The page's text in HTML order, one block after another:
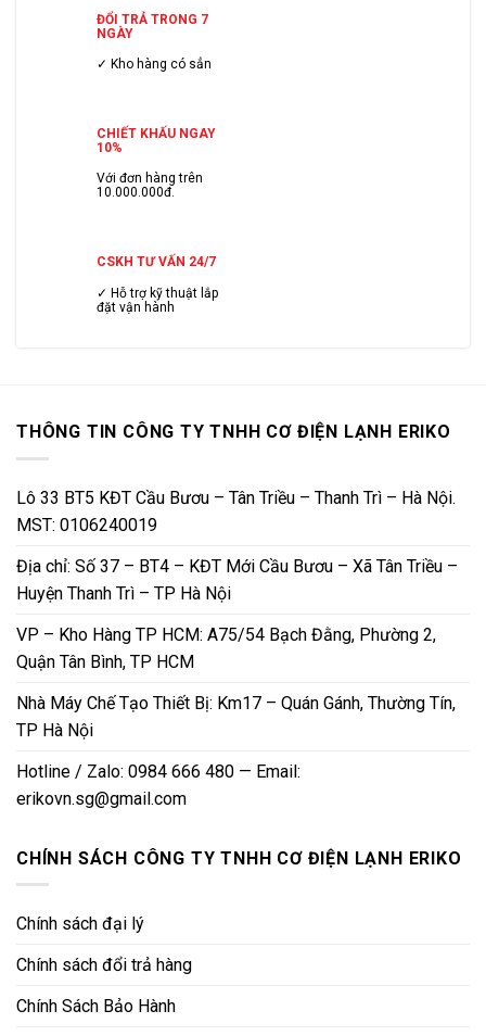
ĐỔI TRẢ TRONG 7
NGÀY
✓ Kho hàng có sẳn
CHIẾT KHẤU NGAY
10%
Với đơn hàng trên
10.000.000đ.
CSKH TƯ VẤN 24/7
✓ Hỗ trợ kỹ thuật lắp
đặt vận hành
THÔNG TIN CÔNG TY TNHH CƠ ĐIỆN LẠNH ERIKO
Lô 33 BT5 KĐT Cầu Bươu – Tân Triều – Thanh Trì – Hà Nội.
MST: 0106240019
Địa chỉ: Số 37 – BT4 – KĐT Mới Cầu Bươu – Xã Tân Triều –
Huyện Thanh Trì – TP Hà Nội
VP – Kho Hàng TP HCM: A75/54 Bạch Đằng, Phường 2,
Quận Tân Bình, TP HCM
Nhà Máy Chế Tạo Thiết Bị: Km17 – Quán Gánh, Thường Tín,
TP Hà Nội
Hotline / Zalo: 0984 666 480 — Email:
erikovn.sg@gmail.com
CHÍNH SÁCH CÔNG TY TNHH CƠ ĐIỆN LẠNH ERIKO
Chính sách đại lý
Chính sách đổi trả hàng
Chính Sách Bảo Hành